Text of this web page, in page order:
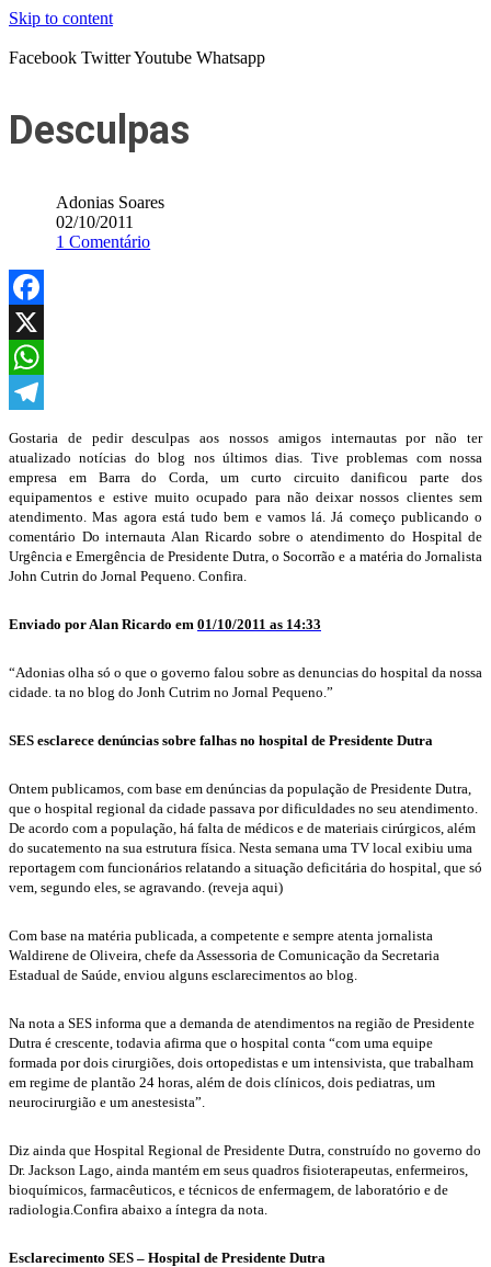
Skip to content
Facebook TwitterYoutube Whatsapp
Desculpas
Adonias Soares
02/10/2011
1 Comentário
Facebook
X
WhatsApp
Gostaria de pedir desculpas aos nossos amigos internautas por não ter
atualizado notícias do blog nos últimos dias. Tive problemas com nossa
empresa em Barra do Corda, um curto circuito danificou parte dos
equipamentos e estive muito ocupado para não deixar nossos clientes sem
atendimento. Mas agora está tudo bem e vamos lá. Já começo publicando o
comentário Do internauta Alan Ricardo sobre o atendimento do Hospital de
Urgência e Emergência de Presidente Dutra, o Socorrão e a matéria do Jornalista
John Cutrin do Jornal Pequeno. Confira.
Enviado por Alan Ricardo em 01/10/2011 as 14:33
“Adonias olha só o que o governo falou sobre as denuncias do hospital da nossa
cidade. ta no blog do Jonh Cutrim no Jornal Pequeno.”
SES esclarece denúncias sobre falhas no hospital de Presidente Dutra
Ontem publicamos, com base em denúncias da população de Presidente Dutra,
que o hospital regional da cidade passava por dificuldades no seu atendimento.
De acordo com a população, há falta de médicos e de materiais cirúrgicos, além
do sucatemento na sua estrutura física. Nesta semana uma TV local exibiu uma
reportagem com funcionários relatando a situação deficitária do hospital, que só
vem, segundo eles, se agravando. (reveja aqui)
Com base na matéria publicada, a competente e sempre atenta jornalista
Waldirene de Oliveira, chefe da Assessoria de Comunicação da Secretaria
Estadual de Saúde, enviou alguns esclarecimentos ao blog.
Na nota a SES informa que a demanda de atendimentos na região de Presidente
Dutra é crescente, todavia afirma que o hospital conta “com uma equipe
formada por dois cirurgiões, dois ortopedistas e um intensivista, que trabalham
em regime de plantão 24 horas, além de dois clínicos, dois pediatras, um
neurocirurgião e um anestesista”.
Diz ainda que Hospital Regional de Presidente Dutra, construído no governo do
Dr. Jackson Lago, ainda mantém em seus quadros fisioterapeutas, enfermeiros,
bioquímicos, farmacêuticos, e técnicos de enfermagem, de laboratório e de
radiologia.Confira abaixo a íntegra da nota.
Esclarecimento SES – Hospital de Presidente Dutra